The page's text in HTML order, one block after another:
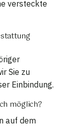
versteckte
Sie zu
Einbindung.
möglich?
auf dem